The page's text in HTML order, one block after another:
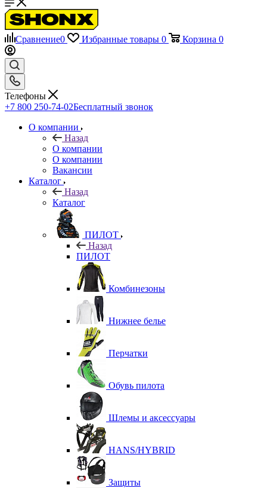
Сравнение0 Избранные товары 0 Корзина 0
Телефоны
+7 800 250-74-02Бесплатный звонок
О компании
Назад
О компании
О компании
Вакансии
Каталог
Назад
Каталог
ПИЛОТ
Назад
ПИЛОТ
Комбинезоны
Нижнее белье
Перчатки
Обувь пилота
Шлемы и аксессуары
HANS/HYBRID
Защиты